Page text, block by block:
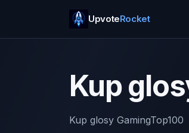
UpvoteRocket
Kup
Kup glosy GamingTop100